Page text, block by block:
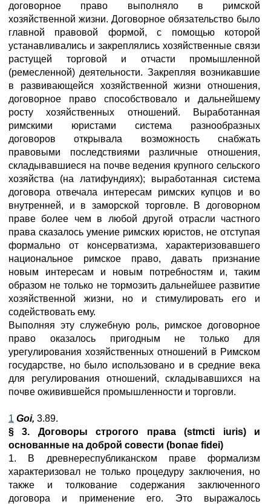
договорное право выполняло в римской
хозяйственной жизни. Договорное обязательство было
главной правовой формой, с помощью которой
устанавливались и закреплялись хозяйственные связи
растущей торговой и отчасти промышленной
(ремесленной) деятельности. Закрепляя возникавшие
в развивающейся хозяйственной жизни отношения,
договорное право способствовало и дальнейшему
росту хозяйственных отношений. Выработанная
римскими юристами система разнообразных
договоров открывала возможность снабжать
правовыми последствиями различные отношения,
складывавшиеся на почве ведения крупного сельского
хозяйства (на латифундиях); выработанная система
договора отвечала интересам римских купцов и во
внутренней, и в заморской торговле. В договорном
праве более чем в любой другой отрасли частного
права сказалось умение римских юристов, не отступая
формально от консерватизма, характеризовавшего
национальное римское право, давать признание
новым интересам и новым потребностям и, таким
образом не только не тормозить дальнейшее развитие
хозяйственной жизни, но и стимулировать его и
содействовать ему.
Выполняя эту служебную роль, римское договорное
право оказалось пригодным не только для
урегулирования хозяйственных отношений в Римском
государстве, но было использовано и в средние века
для регулирования отношений, складывавшихся на
почве оживившейся промышленности и торговли.
1 Goi, 3.89.
§ 3. Договоры строгого права (stmcti iuris) и
основанные на доброй совести (bonae fidei)
1. В древнереспубликанском праве формализм
характеризовал не только процедуру заключения, но
также и толкование содержания заключенного
договора и применение его. Это выражалось